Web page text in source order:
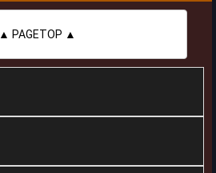
▲ PAGETOP ▲